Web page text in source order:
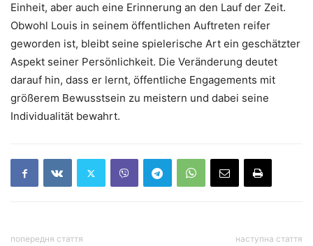
Einheit, aber auch eine Erinnerung an den Lauf der Zeit.
Obwohl Louis in seinem öffentlichen Auftreten reifer
geworden ist, bleibt seine spielerische Art ein geschätzter
Aspekt seiner Persönlichkeit. Die Veränderung deutet
darauf hin, dass er lernt, öffentliche Engagements mit
größerem Bewusstsein zu meistern und dabei seine
Individualität bewahrt.
попередня стаття наступна стаття